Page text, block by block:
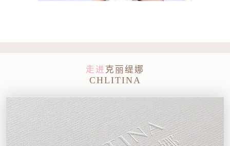
走进 克丽缇娜
CHLITINA